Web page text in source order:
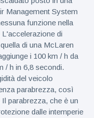
Management System
funzione nella
di
di una McLaren
i 100 km / h da
/ h in 6,8 secondi.
del veicolo
parabrezza, così
parabrezza, che è un
dalle intemperie